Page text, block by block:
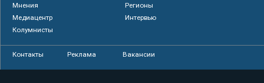
Мнения
Регионы
Медиацентр
Интервью
Колумнисты
Контакты Реклама Вакансии